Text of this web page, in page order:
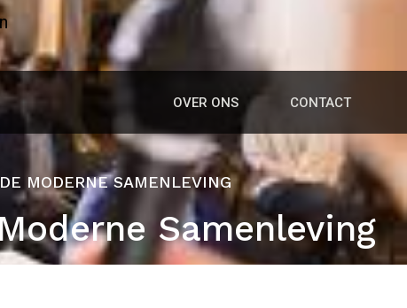
OVER ONS CONTACT
MODERNE SAMENLEVING
Samenleving